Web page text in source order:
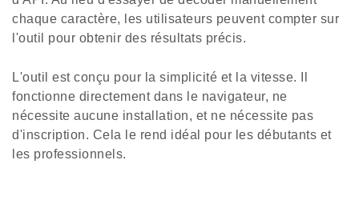
chaque caractère, les utilisateurs peuvent compter sur
l'outil pour obtenir des résultats précis.
L'outil est conçu pour la simplicité et la vitesse. Il
fonctionne directement dans le navigateur, ne
nécessite aucune installation, et ne nécessite pas
d'inscription. Cela le rend idéal pour les débutants et
les professionnels.